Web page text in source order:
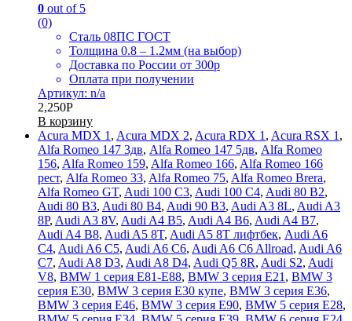
0 out of 5
(0)
Сталь 08ПС ГОСТ
Толщина 0.8 – 1.2мм (на выбор)
Доставка по России от 300р
Оплата при получении
Артикул: n/a
2,250Р
В корзину
Acura MDX 1 , Acura MDX 2, Acura RDX 1 , Acura RSX 1 ,
Alfa Romeo 147 3дв, Alfa Romeo 147 5дв, Alfa Romeo
156, Alfa Romeo 159, Alfa Romeo 166, Alfa Romeo 166
рест, Alfa Romeo 33, Alfa Romeo 75, Alfa Romeo Brera,
Alfa Romeo GT, Audi 100 C3, Audi 100 C4, Audi 80 B2,
Audi 80 B3, Audi 80 B4, Audi 90 B3, Audi A3 8L, Audi A3
8P, Audi A3 8V, Audi A4 B5, Audi A4 B6, Audi A4 B7,
Audi A4 B8, Audi A5 8T, Audi A5 8T лифтбек, Audi A6
C4, Audi A6 C5, Audi A6 C6, Audi A6 C6 Allroad, Audi A6
C7, Audi A8 D3, Audi A8 D4, Audi Q5 8R, Audi S2, Audi
V8, BMW 1 серия E81-E88, BMW 3 серия E21 , BMW 3
серия E30, BMW 3 серия E30 купе, BMW 3 серия E36,
BMW 3 серия E46, BMW 3 серия E90, BMW 5 серия E28,